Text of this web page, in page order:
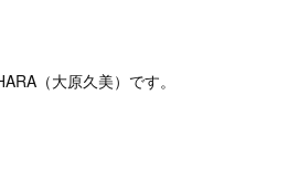
（大原久美）です。